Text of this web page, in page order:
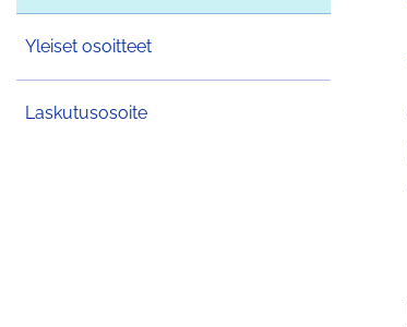
Yleiset osoitteet
Laskutusosoite